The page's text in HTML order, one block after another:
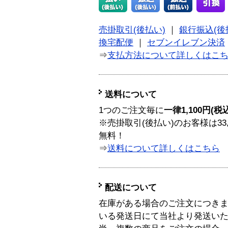
売掛取引(後払い)
銀行振込(後
換宅配便
セブンイレブン決済
⇒支払方法について詳しくはこ
送料について
1つのご注文毎に一律1,100円(税
※売掛取引(後払い)のお客様は
無料！
⇒送料について詳しくはこちら
配送について
在庫がある場合のご注文につき
いる発送日にて当社より発送い